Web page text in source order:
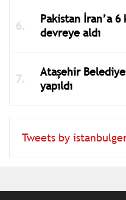
Pakistan İran’a
devreye aldı
Ataşehir
yapıldı
Tweets by